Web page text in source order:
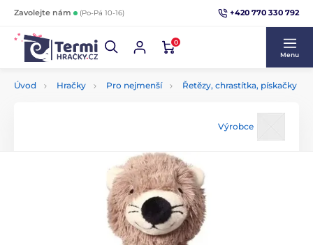
Zavolejte nám (Po-Pá 10-16) +420 770 330 792
0
Menu
Úvod Hračky Pro nejmenší Řetězy, chrastítka, pískačky
Výrobce